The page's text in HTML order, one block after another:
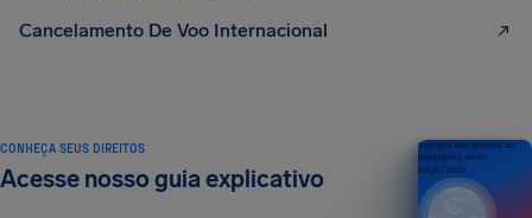
Cancelamento De Voo Internacional
CONHEÇA SEUS DIREITOS
Acesse nosso guia explicativo
Seu guia dos direitos do
passageiro aéreo
EDIÇÃO 2026